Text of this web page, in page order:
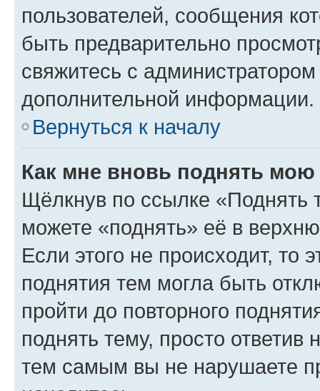
пользователей, сообщения
быть предварительно
свяжитесь с
дополнительной информации.
Вернуться к началу
Как мне вновь поднять мою
Щёлкнув по ссылке «Поднять
можете «поднять» её в
Если этого не происходит, то
поднятия тем могла быть
пройти до повторного
поднять тему, просто ответив
тем самым вы не нарушаете